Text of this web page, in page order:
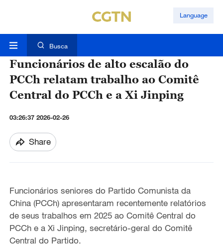
Language
Busca
Funcionários de alto escalão do
PCCh relatam trabalho ao Comitê
Central do PCCh e a Xi Jinping
03:26:37 2026-02-26
Share
Funcionários seniores do Partido Comunista da
China (PCCh) apresentaram recentemente relatórios
de seus trabalhos em 2025 ao Comitê Central do
PCCh e a Xi Jinping, secretário-geral do Comitê
Central do Partido.